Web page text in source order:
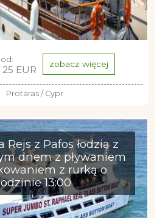
25 EUR zobacz więcej
Protaras / Cypr
Rejs z Pafos łodzią z
dnem z pływaniem
z rurką o
13:00